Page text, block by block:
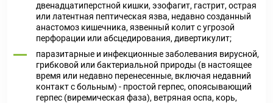
двенадцатиперстной кишки, эзофагит, гастрит, острая
или латентная пептическая язва, недавно созданный
анастомоз кишечника, язвенный колит с угрозой
перфорации или абсцедирования, дивертикулит;
паразитарные и инфекционные заболевания вирусной,
грибковой или бактериальной природы (в настоящее
время или недавно перенесенные, включая недавний
контакт с больным) - простой герпес, опоясывающий
герпес (виремическая фаза), ветряная оспа, корь,